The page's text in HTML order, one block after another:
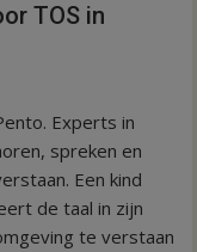
TOS in
Experts in
spreken en
Een kind
de taal in zijn
te verstaan